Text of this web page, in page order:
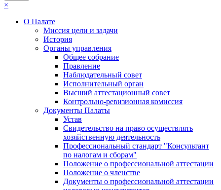
×
О Палате
Миссия цели и задачи
История
Органы управления
Общее собрание
Правление
Наблюдательный совет
Исполнительный орган
Высший аттестационный совет
Контрольно-ревизионная комиссия
Документы Палаты
Устав
Свидетельство на право осуществлять
хозяйственную деятельность
Профессиональный стандарт "Консультант
по налогам и сборам"
Положение о профессиональной аттестации
Положение о членстве
Документы о профессиональной аттестации